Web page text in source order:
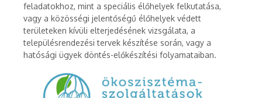
feladatokhoz, mint a speciális élőhelyek felkutatása,
vagy a közösségi jelentőségű élőhelyek védett
területeken kívüli elterjedésének vizsgálata, a
településrendezési tervek készítése során, vagy a
hatósági ügyek döntés-előkészítési folyamataiban.